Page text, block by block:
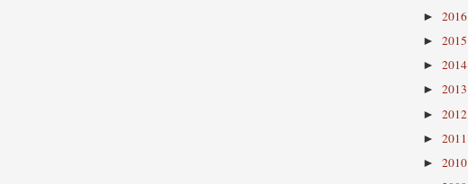
► 2016
► 2015
► 2014
► 2013
► 2012
► 2011
► 2010